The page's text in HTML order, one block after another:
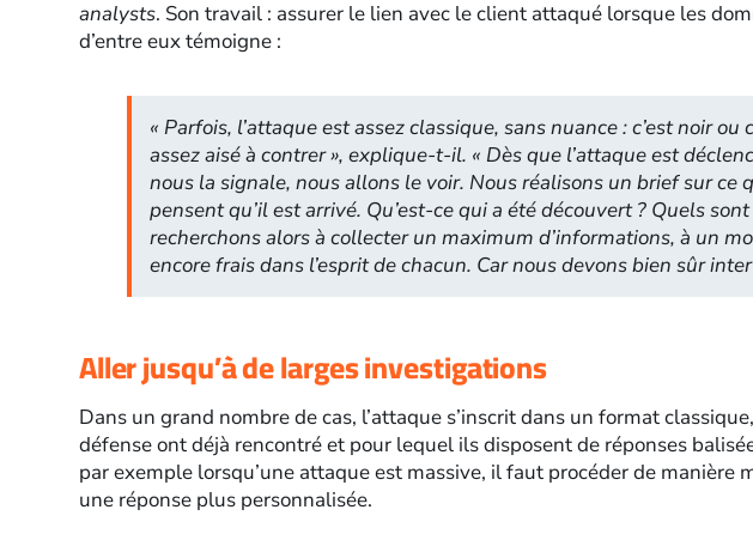
analysts. Son travail : assurer le lien avec le client attaqué lorsque les
d’entre eux témoigne :
« Parfois, l’attaque est assez classique, sans nuance : c’est noir ou
assez aisé à contrer», explique-t-il. « Dès que l’attaque est
nous la signale, nous allons le voir. Nous réalisons un brief sur ce
pensent qu’il est arrivé. Qu’est-ce qui a été découvert ? Quels
recherchons alors à collecter un maximum d’informations, à un
encore frais dans l’esprit de chacun. Car nous devons bien sûr
Aller jusqu’à de larges investigations
Dans un grand nombre de cas, l’attaque s’inscrit dans un format
défense ont déjà rencontré et pour lequel ils disposent de réponses
par exemple lorsqu’une attaque est massive, il faut procéder de manière
une réponse plus personnalisée.